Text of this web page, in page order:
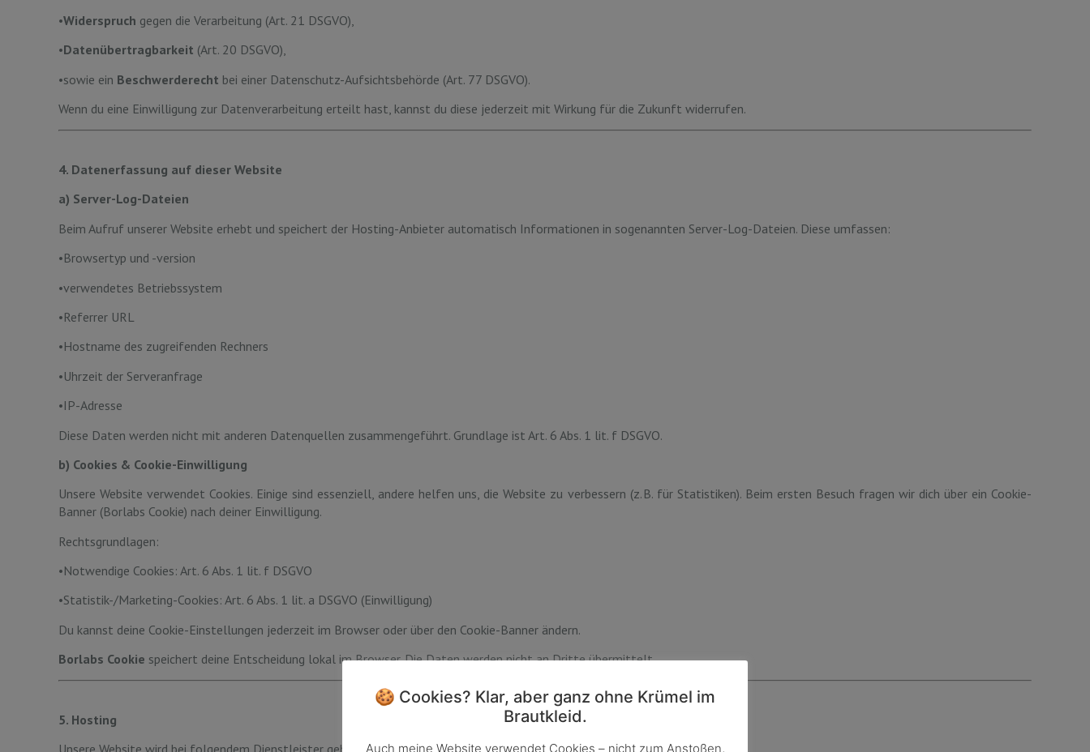
•Widerspruch gegen die Verarbeitung (Art. 21 DSGVO),
•Datenübertragbarkeit (Art. 20 DSGVO),
•sowie ein Beschwerderecht bei einer Datenschutz-Aufsichtsbehörde (Art. 77 DSGVO).
Wenn du eine Einwilligung zur Datenverarbeitung erteilt hast, kannst du diese jederzeit mit Wirkung für die Zukunft widerrufen.
4. Datenerfassung auf dieser Website
a) Server-Log-Dateien
Beim Aufruf unserer Website erhebt und speichert der Hosting-Anbieter automatisch Informationen in sogenannten Server-Log-Dateien. Diese umfassen:
•Browsertyp und -version
•verwendetes Betriebssystem
•Referrer URL
•Hostname des zugreifenden Rechners
•Uhrzeit der Serveranfrage
•IP-Adresse
Diese Daten werden nicht mit anderen Datenquellen zusammengeführt. Grundlage ist Art. 6 Abs. 1 lit. f DSGVO.
b) Cookies & Cookie-Einwilligung
Unsere Website verwendet Cookies. Einige sind essenziell, andere helfen uns, die Website zu verbessern (z. B. für Statistiken). Beim ersten Besuch fragen wir dich über ein Cookie-
Banner (Borlabs Cookie) nach deiner Einwilligung.
Rechtsgrundlagen:
•Notwendige Cookies: Art. 6 Abs. 1 lit. f DSGVO
•Statistik-/Marketing-Cookies: Art. 6 Abs. 1 lit. a DSGVO (Einwilligung)
Du kannst deine Cookie-Einstellungen jederzeit im Browser oder über den Cookie-Banner ändern.
Borlabs Cookie speichert deine Entscheidung lokal im Browser. Die Daten werden nicht an Dritte übermittelt.
5. Hosting
🍪 Cookies? Klar, aber ganz ohne Krümel im
Brautkleid.
Auch meine Website verwendet Cookies – nicht zum Anstoßen,